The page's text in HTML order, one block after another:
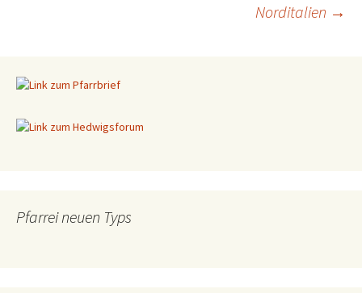
Norditalien →
Pfarrei neuen Typs